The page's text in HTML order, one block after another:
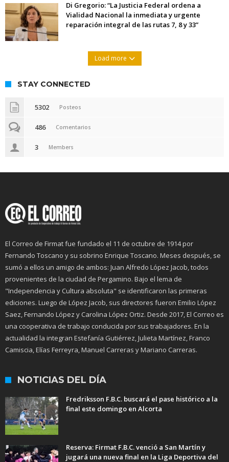
Di Gregorio: “La Justicia Federal ordena a
Vialidad Nacional la inmediata y urgente
reparación integral de las rutas 7, 8 y 33”
Load more
STAY CONNECTED
5302 Posteos
486 Comentarios
3 Members
El Correo de Firmat fue fundado el 11 de octubre de 1914 por
Fernando Toscano y su sobrino Enrique Toscano. Meses después, se
sumó a ellos un amigo de ambos: Juan Alfredo López Jacob, todos
provenientes de la ciudad de Pergamino. Bajo el lema de
"Independencia y Cultura absoluta" se identificaron las primeras
ediciones. Luego de López Jacob, sus directores fueron Emilio López
Saez, Fernando López y Carolina López Ortiz. Desde 2017, El Correo es
una cooperativa de trabajo conducida por sus trabajadores. En la
actualidad la integran Estefanía Gutiérrez, Julieta Martínez, Franco
Camiscia, Elías Ferreyra, Manuel Carreras y Mariano Carreras.
NOTICIAS DEL DÍA
Fredriksson F.B.C. buscará el pase histórico a la
final este domingo en Alcorta
Reserva: Firmat F.B.C. venció a San Martín y
jugará una nueva final en la Liga Deportiva del